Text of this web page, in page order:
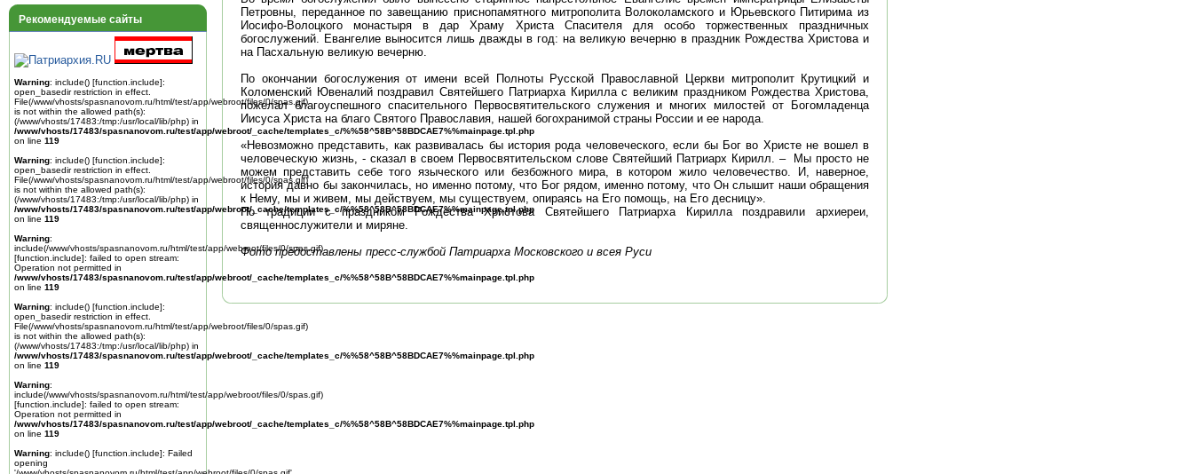
Петровны, переданное по завещанию приснопамятного митрополита Волоколамского и Юрьевского Питирима из
Иосифо-Волоцкого монастыря в дар Храму Христа Спасителя для особо торжественных праздничных
богослужений. Евангелие выносится лишь дважды в год: на великую вечерню в праздник Рождества Христова и
на Пасхальную великую вечерню.
По окончании богослужения от имени всей Полноты Русской Православной Церкви митрополит Крутицкий и
Коломенский Ювеналий поздравил Святейшего Патриарха Кирилла с великим праздником Рождества Христова,
пожелал благоуспешного спасительного Первосвятительского служения и многих милостей от Богомладенца
Иисуса Христа на благо Святого Православия, нашей богохранимой страны России и ее народа.
«Невозможно представить, как развивалась бы история рода человеческого, если бы Бог во Христе не вошел в
человеческую жизнь, - сказал в своем Первосвятительском слове Святейший Патриарх Кирилл. – Мы просто не
можем представить себе того языческого или безбожного мира, в котором жило человечество. И, наверное,
история давно бы закончилась, но именно потому, что Бог рядом, именно потому, что Он слышит наши обращения
к Нему, мы и живем, мы действуем, мы существуем, опираясь на Его помощь, на Его десницу».
По традиции с праздником Рождества Христова Святейшего Патриарха Кирилла поздравили архиереи,
священнослужители и миряне.
Фото предоставлены пресс-службой Патриарха Московского и всея Руси
Рекомендуемые сайты
Warning: include() [function.include]:
open_basedir restriction in effect.
File(/www/vhosts/spasnanovom.ru/html/test/app/webroot/files/0/spas.gif)
is not within the allowed path(s):
(/www/vhosts/17483:/tmp:/usr/local/lib/php) in
/www/vhosts/17483/spasnanovom.ru/test/app/webroot/_cache/templates_c/%%58^58B^58BDCAE7%%mainpage.tpl.php
on line 119
Warning: include() [function.include]:
open_basedir restriction in effect.
File(/www/vhosts/spasnanovom.ru/html/test/app/webroot/files/0/spas.gif)
is not within the allowed path(s):
(/www/vhosts/17483:/tmp:/usr/local/lib/php) in
/www/vhosts/17483/spasnanovom.ru/test/app/webroot/_cache/templates_c/%%58^58B^58BDCAE7%%mainpage.tpl.php
on line 119
Warning:
include(/www/vhosts/spasnanovom.ru/html/test/app/webroot/files/0/spas.gif)
[function.include]: failed to open stream:
Operation not permitted in
/www/vhosts/17483/spasnanovom.ru/test/app/webroot/_cache/templates_c/%%58^58B^58BDCAE7%%mainpage.tpl.php
on line 119
Warning: include() [function.include]:
open_basedir restriction in effect.
File(/www/vhosts/spasnanovom.ru/html/test/app/webroot/files/0/spas.gif)
is not within the allowed path(s):
(/www/vhosts/17483:/tmp:/usr/local/lib/php) in
/www/vhosts/17483/spasnanovom.ru/test/app/webroot/_cache/templates_c/%%58^58B^58BDCAE7%%mainpage.tpl.php
on line 119
Warning:
include(/www/vhosts/spasnanovom.ru/html/test/app/webroot/files/0/spas.gif)
[function.include]: failed to open stream:
Operation not permitted in
/www/vhosts/17483/spasnanovom.ru/test/app/webroot/_cache/templates_c/%%58^58B^58BDCAE7%%mainpage.tpl.php
on line 119
Warning: include() [function.include]: Failed
opening